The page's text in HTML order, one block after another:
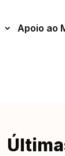
Apoio ao